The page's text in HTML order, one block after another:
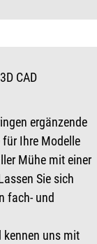
CAD
ergänzende
Ihre Modelle
Mühe mit einer
Sie sich
fach- und
uns mit